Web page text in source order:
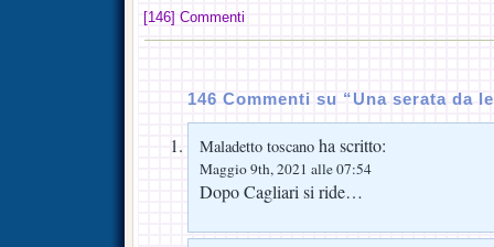
[146] Commenti
146 Commenti su “Una serata da
Maladetto toscano ha scritto:
Maggio 9th, 2021 alle 07:54
Dopo Cagliari si ride…